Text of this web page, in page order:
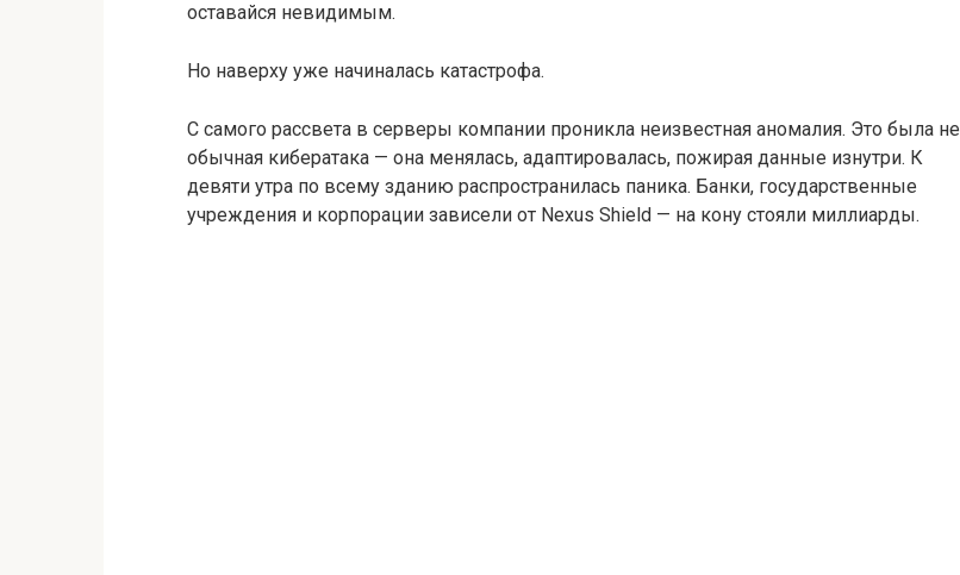
оставайся невидимым.
Но наверху уже начиналась катастрофа.
С самого рассвета в серверы компании проникла неизвестная аномалия. Это была не
обычная кибератака — она менялась, адаптировалась, пожирая данные изнутри. К
девяти утра по всему зданию распространилась паника. Банки, государственные
учреждения и корпорации зависели от Nexus Shield — на кону стояли миллиарды.